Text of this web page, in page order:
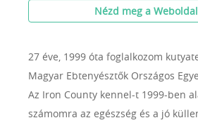
Nézd meg a
27 éve, 1999 óta foglalkozom
Magyar Ebtenyésztők Országos
Az Iron County kennel-t 1999-ben
számomra az egészség és a jó